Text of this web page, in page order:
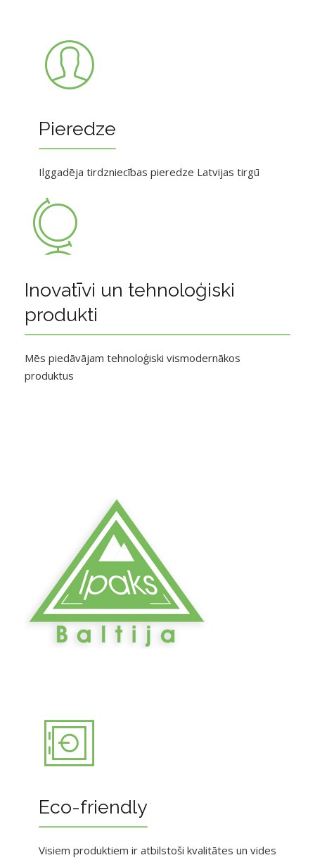
Pieredze
Ilggadēja tirdzniecības pieredze Latvijas tirgū
Inovatīvi un tehnoloģiski
produkti
Mēs piedāvājam tehnoloģiski vismodernākos
produktus
Eco-friendly
Visiem produktiem ir atbilstoši kvalitātes un vides